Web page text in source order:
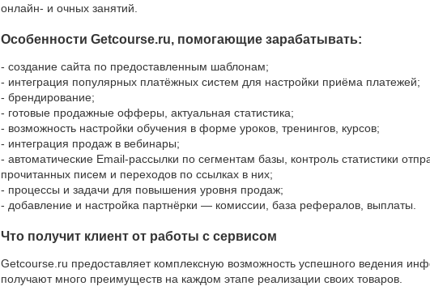
онлайн- и очных занятий.
Особенности Getcourse.ru, помогающие зарабатывать:
- создание сайта по предоставленным шаблонам;
- интеграция популярных платёжных систем для настройки приёма платежей;
- брендирование;
- готовые продажные офферы, актуальная статистика;
- возможность настройки обучения в форме уроков, тренингов, курсов;
- интеграция продаж в вебинары;
- автоматические Email-рассылки по сегментам базы, контроль статистики
прочитанных писем и переходов по ссылках в них;
- процессы и задачи для повышения уровня продаж;
- добавление и настройка партнёрки — комиссии, база рефералов, выплаты.
Что получит клиент от работы с сервисом
Getcourse.ru предоставляет комплексную возможность успешного ведения
получают много преимуществ на каждом этапе реализации своих товаров.